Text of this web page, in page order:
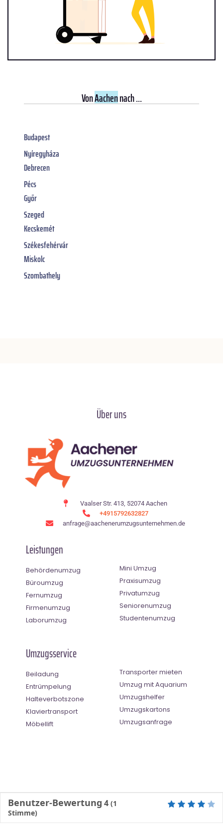
VonAachennach ...
Budapest
Nyíregyháza
Debrecen
Pécs
Győr
Szeged
Kecskemét
Székesfehérvár
Miskolc
Szombathely
Über uns
Vaalser Str. 413, 52074 Aachen
+4915792632827
anfrage@aachenerumzugsunternehmen.de
Leistungen
Behördenumzug
Büroumzug
Fernumzug
Firmenumzug
Laborumzug
Mini Umzug
Praxisumzug
Privatumzug
Seniorenumzug
Studentenumzug
Umzugsservice
Beiladung
Entrümpelung
Halteverbotszone
Klaviertransport
Möbellift
Transporter mieten
Umzug mit Aquarium
Umzugshelfer
Umzugskartons
Umzugsanfrage
Benutzer-Bewertung 4 (1
Stimme)